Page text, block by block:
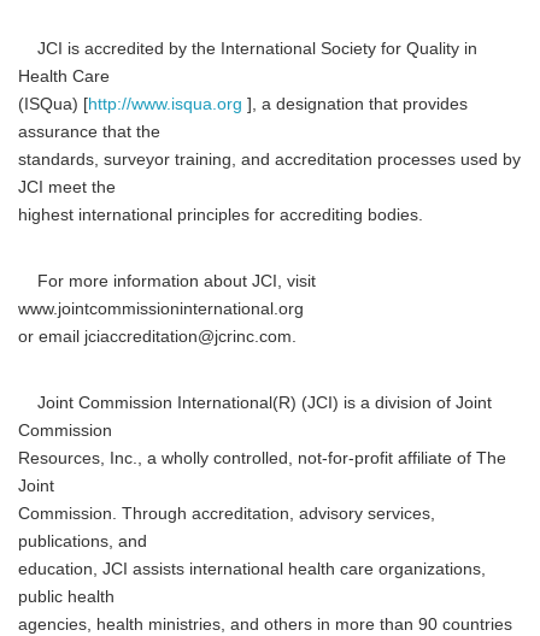
JCI is accredited by the International Society for Quality in
Health Care
(ISQua) [http://www.isqua.org ], a designation that provides
assurance that the
standards, surveyor training, and accreditation processes used by
JCI meet the
highest international principles for accrediting bodies.
For more information about JCI, visit
www.jointcommissioninternational.org
or email jciaccreditation@jcrinc.com.
Joint Commission International(R) (JCI) is a division of Joint
Commission
Resources, Inc., a wholly controlled, not-for-profit affiliate of The
Joint
Commission. Through accreditation, advisory services,
publications, and
education, JCI assists international health care organizations,
public health
agencies, health ministries, and others in more than 90 countries